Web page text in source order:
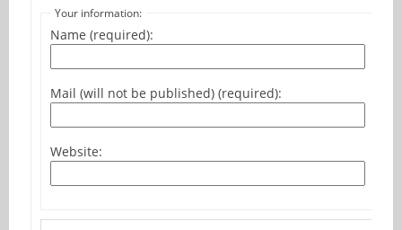
Your information:
Name (required):
Mail (will not be published) (required):
Website: